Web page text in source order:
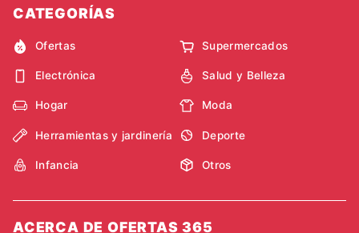
CATEGORÍAS
Ofertas Supermercados
Electrónica Salud y Belleza
Hogar Moda
Herramientas y jardinería Deporte
Infancia Otros
ACERCA DE OFERTAS 365